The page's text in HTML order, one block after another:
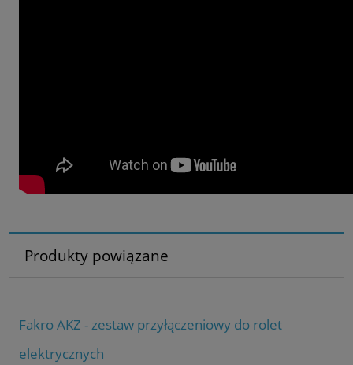
Produkty powiązane
Fakro AKZ - zestaw przyłączeniowy do rolet
elektrycznych